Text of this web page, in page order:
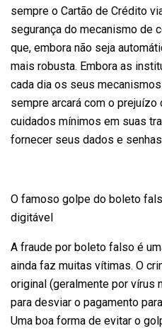
sempre o Cartão de Crédito
segurança do mecanismo de
que, embora não seja
mais robusta. Embora as
cada dia os seus
sempre arcará com o
cuidados mínimos em suas
fornecer seus dados e
O famoso golpe do boleto
digitável
A fraude por boleto falso é
ainda faz muitas vítimas. O
original (geralmente por vírus
para desviar o pagamento
Uma boa forma de evitar o